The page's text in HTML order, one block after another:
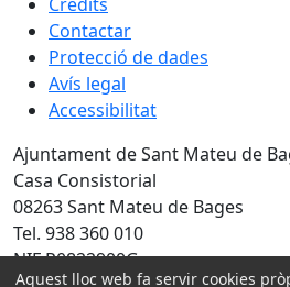
Contactar
Protecció de dades
Avís legal
Accessibilitat
Ajuntament de Sant Mateu de
Casa Consistorial
08263 Sant Mateu de Bages
Tel. 938 360 010
NIF P0822900G
Aquest lloc web fa servir cookies